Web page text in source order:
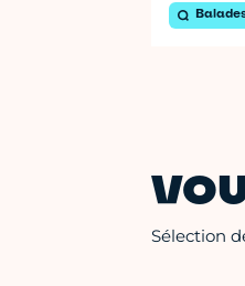
Sélection